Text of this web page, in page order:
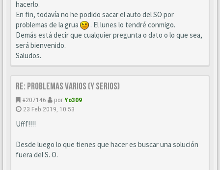
hacerlo.
En fin, todavía no he podido sacar el auto del SO por
problemas de la grua
. El lunes lo tendré conmigo.
Demás está decir que cualquier pregunta o dato o lo que sea,
será bienvenido.
Saludos.
Re: Problemas varios (y serios)
#207146 porYo309
23 Feb 2019, 10:53
Ufff!!!!
Desde luego lo que tienes que hacer es buscar una solución
fuera del S. O.